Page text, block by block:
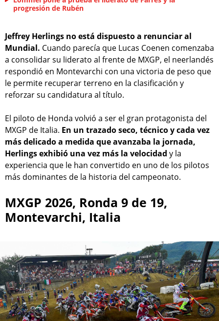
progresión de Rubén
Jeffrey Herlings no está dispuesto a renunciar al
Mundial. Cuando parecía que Lucas Coenen comenzaba
a consolidar su liderato al frente de MXGP, el neerlandés
respondió en Montevarchi con una victoria de peso que
le permite recuperar terreno en la clasificación y
reforzar su candidatura al título.
El piloto de Honda volvió a ser el gran protagonista del
MXGP de Italia. En un trazado seco, técnico y cada vez
más delicado a medida que avanzaba la jornada,
Herlings exhibió una vez más la velocidad y la
experiencia que le han convertido en uno de los pilotos
más dominantes de la historia del campeonato.
MXGP 2026, Ronda 9 de 19,
Montevarchi, Italia